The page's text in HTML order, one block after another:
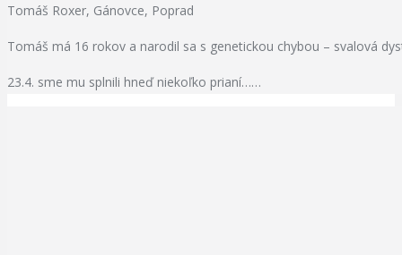
Tomáš Roxer, Gánovce, Poprad
Tomáš má 16 rokov a narodil sa s genetickou chybou – svalová
23.4. sme mu splnili hneď niekoľko prianí……